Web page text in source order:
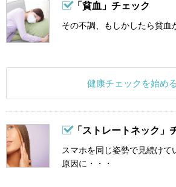
「貧血」チェック
その不調、もしかしたら貧血
健康チェックを始める
「ストレートネック」
スマホを同じ姿勢で見続けて
原因に・・・